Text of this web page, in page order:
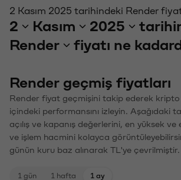
2 Kasım 2025 tarihindeki Render
2 Kasım 2025
Render
fiyatı ne
Render geçmiş fiyatları
Render fiyat geçmişini takip ederek kripto
içindeki performansını izleyin. Aşağıdaki
açılış ve kapanış değerlerini, en yüksek ve
ve işlem hacmini kolayca
günün kuru baz alınarak TL'ye çevrilmiştir.
1 gün 1 hafta 1 ay